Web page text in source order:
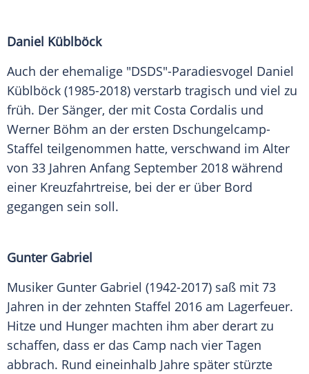
Daniel Küblböck
Auch der ehemalige "DSDS"-Paradiesvogel Daniel
Küblböck (1985-2018) verstarb tragisch und viel zu
früh. Der Sänger, der mit Costa Cordalis und
Werner Böhm an der ersten Dschungelcamp-
Staffel teilgenommen hatte, verschwand im Alter
von 33 Jahren Anfang September 2018 während
einer Kreuzfahrtreise, bei der er über Bord
gegangen sein soll.
Gunter Gabriel
Musiker Gunter Gabriel (1942-2017) saß mit 73
Jahren in der zehnten Staffel 2016 am Lagerfeuer.
Hitze und Hunger machten ihm aber derart zu
schaffen, dass er das Camp nach vier Tagen
abbrach. Rund eineinhalb Jahre später stürzte